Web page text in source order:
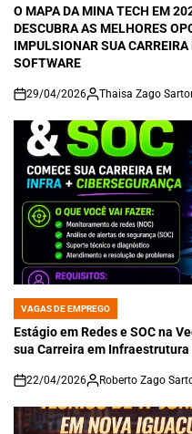
IN
O MAPA DA MINA TECH EM
DESCUBRA AS MELHORES
IMPULSIONAR SUA
SOFTWARE
on
29/04/2026 Thaisa Zago
POSTED
IN
VAGAS DE EMPREGO
Estágio em Redes e SOC na
sua Carreira em
on
22/04/2026 Roberto Zago